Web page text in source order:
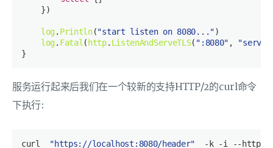
log. Println("start listen on 8080..."
log. Fatal ( http. ListenAndServeTLS( ":8080" ,
服务运行起来后我们在一个较新的支持HTTP/2的curl命令
下执行:
curl "https://localhost:8080/header"